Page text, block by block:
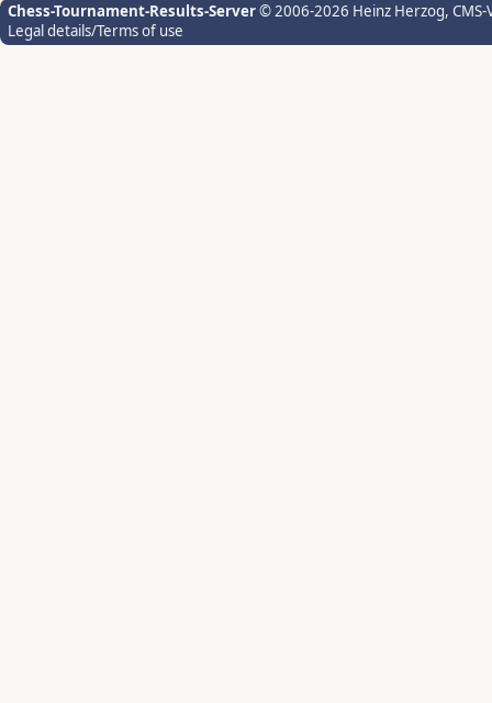
Chess-Tournament-Results-Server© 2006-2026 Heinz Herzog,
Legal details/Terms of use